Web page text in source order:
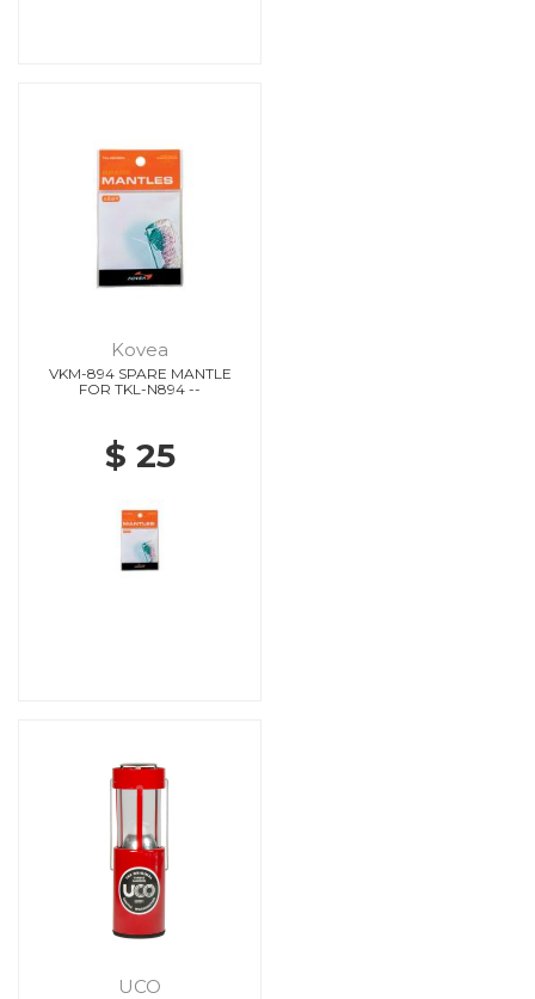
Kovea
VKM-894 SPARE MANTLE
FOR TKL-N894 --
$ 25
UCO